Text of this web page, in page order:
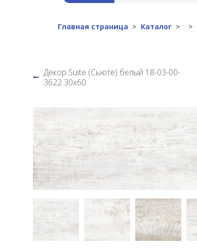
Главная страница Каталог
Декор Suite (Сьюте) белый 18-03-00-
3622 30х60